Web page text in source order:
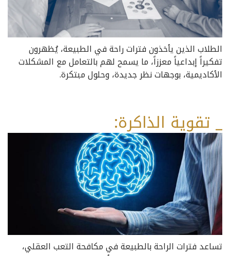
الطلاب الذين يأخذون فترات راحة في الطبيعة، يُظهرون
تفكيراً إبداعياً معززاً، ما يسمح لهم بالتعامل مع المشكلات
الأكاديمية، بوجهات نظر جديدة، وحلول مبتكرة.
_ تقوية الذاكرة:
تساعد فترات الراحة بالطبيعة في مكافحة التعب العقلي،